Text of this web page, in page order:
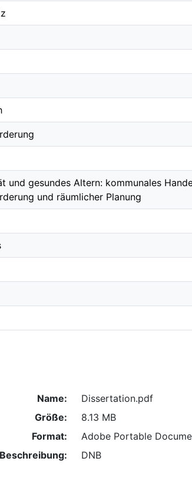
und gesundes Altern: kommunales
und räumlicher Planung
Name:
Dissertation.pdf
Größe:
8.13 MB
Format:
Adobe Portable
Beschreibung:
DNB